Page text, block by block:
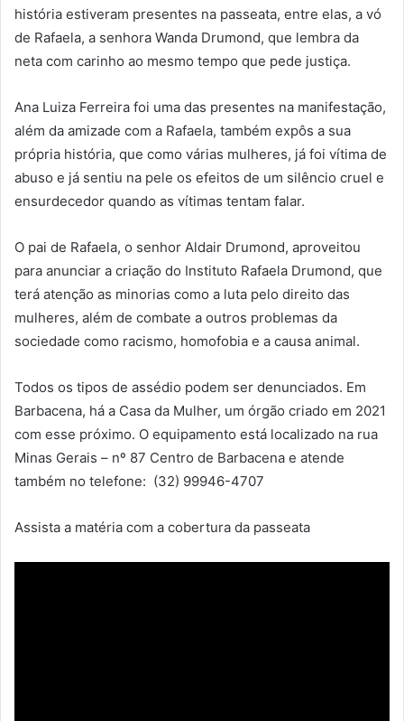
história estiveram presentes na passeata, entre elas, a vó
de Rafaela, a senhora Wanda Drumond, que lembra da
neta com carinho ao mesmo tempo que pede justiça.
Ana Luiza Ferreira foi uma das presentes na manifestação,
além da amizade com a Rafaela, também expôs a sua
própria história, que como várias mulheres, já foi vítima de
abuso e já sentiu na pele os efeitos de um silêncio cruel e
ensurdecedor quando as vítimas tentam falar.
O pai de Rafaela, o senhor Aldair Drumond, aproveitou
para anunciar a criação do Instituto Rafaela Drumond, que
terá atenção as minorias como a luta pelo direito das
mulheres, além de combate a outros problemas da
sociedade como racismo, homofobia e a causa animal.
Todos os tipos de assédio podem ser denunciados. Em
Barbacena, há a Casa da Mulher, um órgão criado em 2021
com esse próximo. O equipamento está localizado na rua
Minas Gerais – nº 87 Centro de Barbacena e atende
também no telefone: (32) 99946-4707
Assista a matéria com a cobertura da passeata